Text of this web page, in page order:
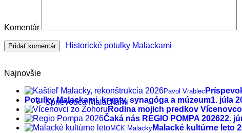
Historické potulky Malackami
Sprievodca Malackami
Komentár
Najnovšie
Pavol Vrablec
Potulky Malackami, krypty, synagóga a múzeum1. júla
Rodina mojich predkov
Čaká nás REGIO POMPA 202622.
MCK Malacky Malacké kultúrne leto